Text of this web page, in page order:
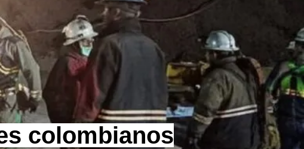
colombianos